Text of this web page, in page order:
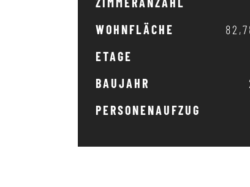
WOHNFLÄCHE
ETAGE
BAUJAHR
PERSONENAUFZUG